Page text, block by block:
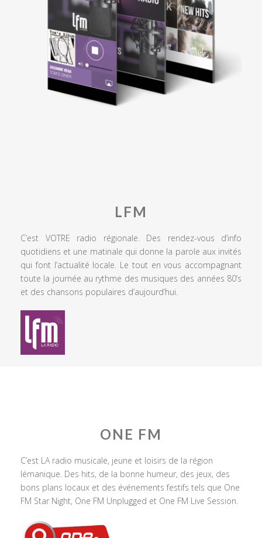
LFM
C’est VOTRE radio régionale. Des rendez-vous d’info
quotidiens et une matinale qui donne la parole aux invités
qui font l’actualité locale. Le tout en vous accompagnant
toute la journée au rythme des musiques des années 80’s
et des chansons populaires d’aujourd’hui.
ONE FM
C’est LA radio musicale, jeune et loisirs de la région
lémanique. Des hits, de la bonne humeur, des jeux, des
bons plans locaux et des événements festifs tels que One
FM Star Night, One FM Unplugged et One FM Live Session.